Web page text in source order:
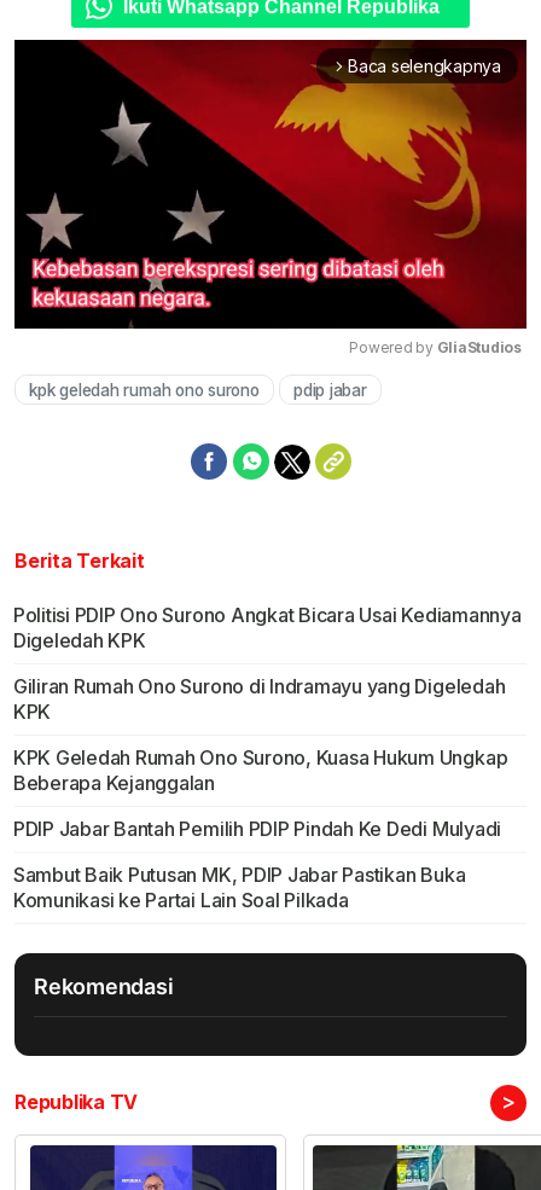
Ikuti Whatsapp Channel Republika
arrow_forward_ios Baca selengkapnya
Powered by GliaStudios
kpk geledah rumah ono surono pdip jabar
Berita Terkait
Politisi PDIP Ono Surono Angkat Bicara Usai Kediamannya
Digeledah KPK
Giliran Rumah Ono Surono di Indramayu yang Digeledah
KPK
KPK Geledah Rumah Ono Surono, Kuasa Hukum Ungkap
Beberapa Kejanggalan
PDIP Jabar Bantah Pemilih PDIP Pindah Ke Dedi Mulyadi
Sambut Baik Putusan MK, PDIP Jabar Pastikan Buka
Komunikasi ke Partai Lain Soal Pilkada
Rekomendasi
Republika TV >